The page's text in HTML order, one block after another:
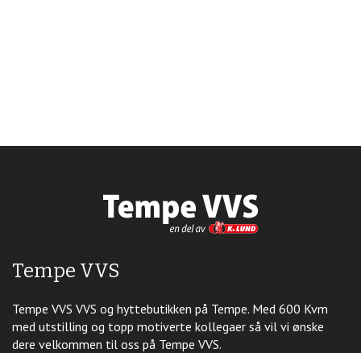
Tempe VVS
Tempe VVS VVS og hyttebutikken på Tempe. Med 600 Kvm
med utstilling og topp motiverte kollegaer så vil vi ønske
dere velkommen til oss på Tempe VVS.